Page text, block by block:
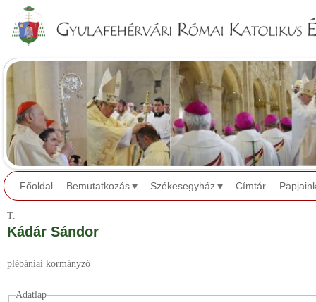
Főoldal Bemutatkozás Székesegyház Címtár
T.
Kádár Sándor
plébániai kormányzó
Adatlap